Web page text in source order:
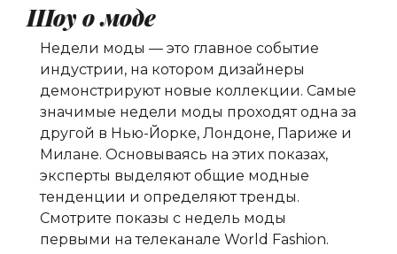
Шоу о моде
Недели моды — это главное событие
индустрии, на котором дизайнеры
демонстрируют новые коллекции. Самые
значимые недели моды проходят одна за
другой в Нью-Йорке, Лондоне, Париже и
Милане. Основываясь на этих показах,
эксперты выделяют общие модные
тенденции и определяют тренды.
Смотрите показы с недель моды
первыми на телеканале World Fashion.